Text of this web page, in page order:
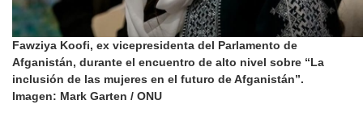
Fawziya Koofi, ex vicepresidenta del Parlamento de
Afganistán, durante el encuentro de alto nivel sobre “La
inclusión de las mujeres en el futuro de Afganistán”.
Imagen: Mark Garten / ONU